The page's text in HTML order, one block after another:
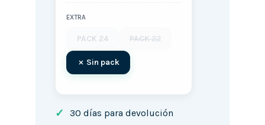
EXTRA
PACK 24 PACK 22
Sin pack
✓ 30 días para devolución